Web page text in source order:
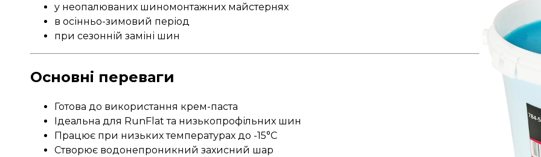
у неопалюваних шиномонтажних майстернях
в осінньо-зимовий період
при сезонній заміні шин
Основні переваги
Готова до використання крем-паста
Ідеальна для RunFlat та низькопрофільних шин
Працює при низьких температурах до -15°C
Створює водонепроникний захисний шар